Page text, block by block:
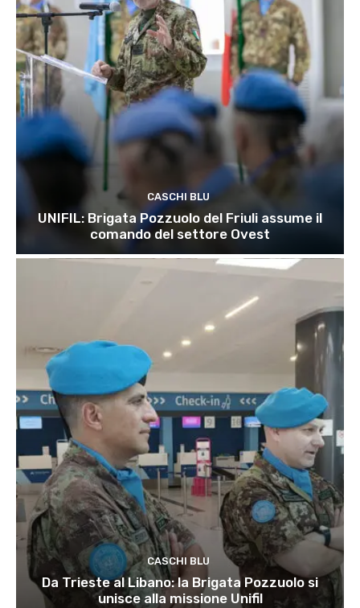
CASCHI BLU
UNIFIL: Brigata Pozzuolo del Friuli assume il
comando del settore Ovest
CASCHI BLU
Da Trieste al Libano: la Brigata Pozzuolo si
unisce alla missione Unifil